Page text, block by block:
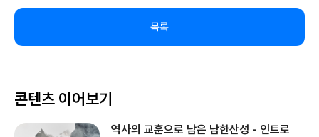
목록
콘텐츠 이어보기
역사의 교훈으로 남은 남한산성 - 인트로